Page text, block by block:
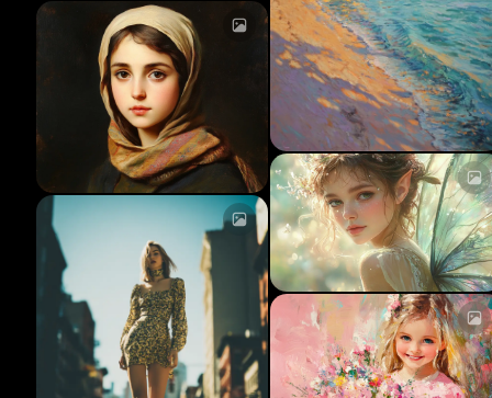
Caricamento...
Caricamento...
Caricamento...
Caricamento...